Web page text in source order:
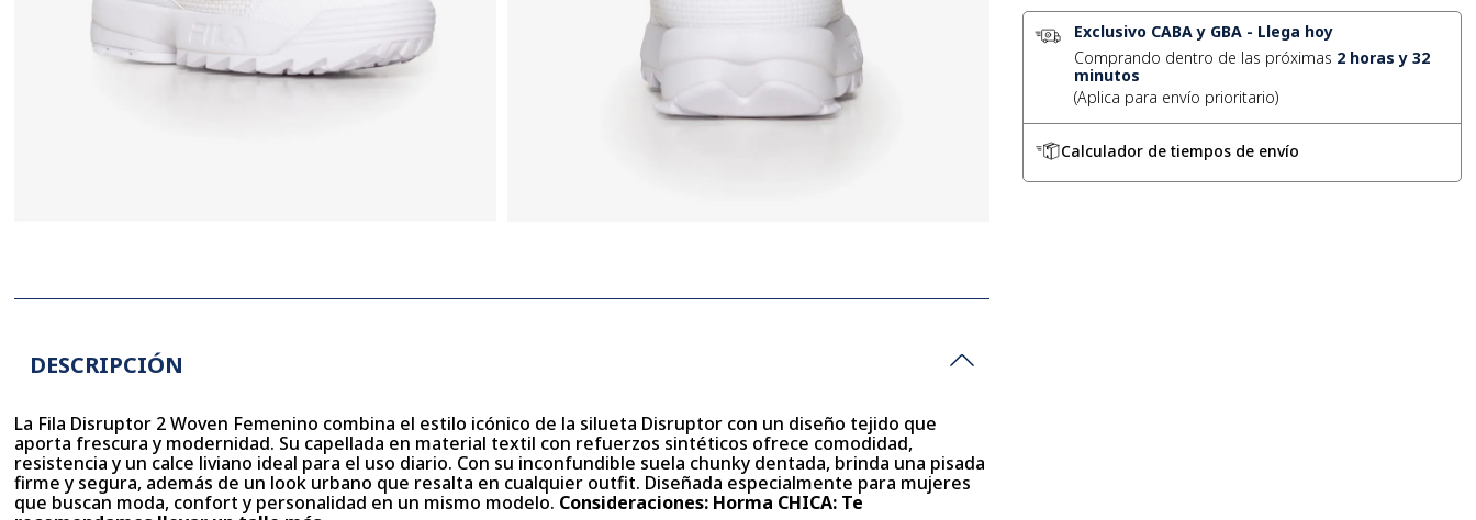
DESCRIPCIÓN
La Fila Disruptor 2 Woven Femenino combina el estilo icónico de la silueta Disruptor con un diseño tejido que
aporta frescura y modernidad. Su capellada en material textil con refuerzos sintéticos ofrece comodidad,
resistencia y un calce liviano ideal para el uso diario. Con su inconfundible suela chunky dentada, brinda una pisada
firme y segura, además de un look urbano que resalta en cualquier outfit. Diseñada especialmente para mujeres
que buscan moda, confort y personalidad en un mismo modelo. Consideraciones: Horma CHICA: Te
Exclusivo CABA y GBA- Llega hoy
Comprando dentro de las próximas 2horas y 32
minutos
Calculador de tiempos de envío